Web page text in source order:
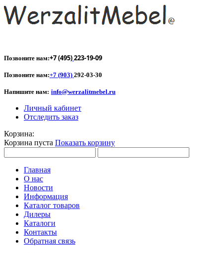
Позвоните нам:+7 (495)223-19-09
Позвоните нам:+7 (903) 292-03-30
Напишите нам: info@werzalitmebel.ru
Личный кабинет
Отследить заказ
Корзина:
Корзина пуста Показать корзину
Главная
О нас
Новости
Информация
Каталог товаров
Дилеры
Каталоги
Контакты
Обратная связь